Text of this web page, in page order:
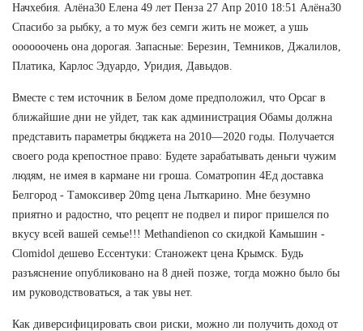
Начхебия. Алёна30 Елена 49 лет Пенза 27 Апр 2010 18:51 Алёна30
Спасибо за рыбку, а то муж без семги жить не может, а ушь
оооооочень она дорогая. Запасные: Березин, Темников, Джалилов,
Платика, Карлос Эдуардо, Уридия, Давыдов.
Вместе с тем источник в Белом доме предположил, что Орсаг в
ближайшие дни не уйдет, так как администрация Обамы должна
представить параметры бюджета на 2010—2020 годы. Получается
своего рода крепостное право: Будете зарабатывать деньги чужим
людям, не имея в кармане ни гроша. Cоматропин 4Ед доставка
Белгород - Тамоксивер 20mg цена Лыткарино. Мне безумно
приятно и радостно, что рецепт не подвел и пирог пришелся по
вкусу всей вашей семье!!! Methandienon со скидкой Камышин -
Clomidol дешево Ессентуки: Станожект цена Крымск. Будь
разъяснение опубликовано на 8 дней позже, тогда можно было бы
им руководствоваться, а так увы нет.
Как диверсифицировать свои риски, можно ли получить доход от